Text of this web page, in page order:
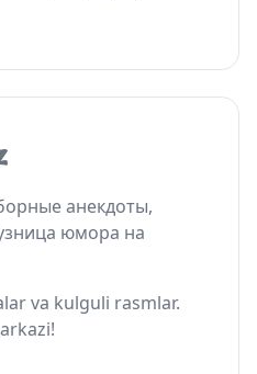
анекдоты,
юмора на
va kulguli rasmlar.